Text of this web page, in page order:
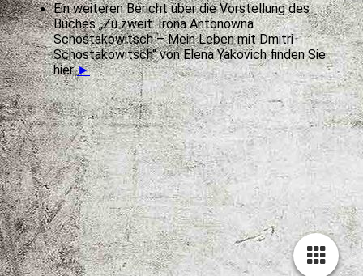
Ein weiteren Bericht über die Vorstellung des
Buches „Zu zweit. Irona Antonowna
Schostakowitsch – Mein Leben mit Dmitri
Schostakowitsch“ von Elena Yakovich finden Sie
hier►